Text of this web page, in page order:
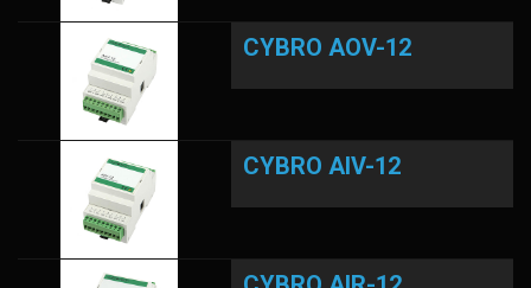
CYBRO AOV-12
CYBRO AIV-12